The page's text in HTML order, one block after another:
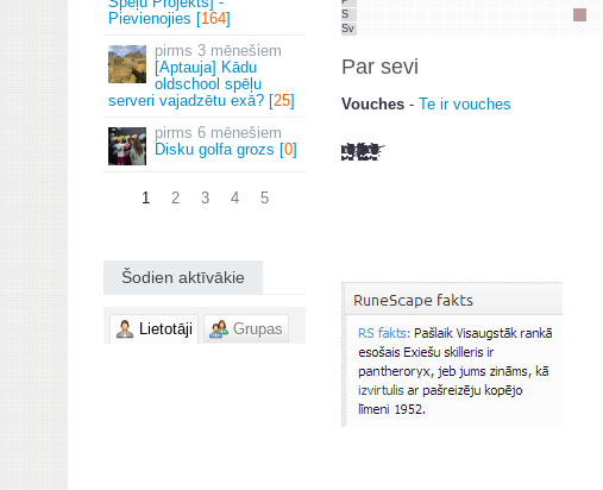
Pievienojies [164]
3 mēnešiem
[Aptauja] Kādu
oldschool spēļu
serveri vajadzētu exā? [25]
6 mēnešiem
Disku golfa grozs [0]
1 2 3 4 5
Šodien aktīvākie
Lietotāji Grupas
S
Sv
Par sevi
Vouches - Te ir vouches
̷̧̢̛͖̤̟̺̫̗͚̗͖ͪ̏̔̔̒́ͥ̓ͫ̀ͤ̇ͥ͝ ̡̊͛̇ ͫ̉ͦ̊̀̔ͧͮ͆̽ͦͩ͋̌͗̚̚҉̵͖̟͙̮͈̼̹̞͝ͅi!̸̶͚͖͖̩̻̩̗͍̮̙̈͊͛̈͒̍̐ͣͩ̋ͨ̓̊̌̈̊́̚͝͠ͅ ̷̧̢̛͖̤̟̺̫̗͚̗͖ͪ̏̔̔̒́ͥ̓ͫ̀ͤ̇ͥ͝ ̡̊͛̇ ͫ̉ͦ̊̀̔ͧͮ͆̽ͦͩ͋̌͗̚̚҉̵͖̟͙̮͈̼̹̞͝ͅ